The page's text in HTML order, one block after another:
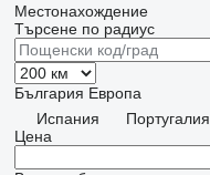
Местонахождение
Търсене по радиус
България Европа
Испания
Португалия
Цена